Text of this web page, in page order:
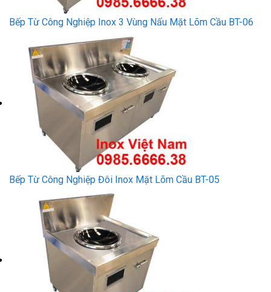
Bếp Từ Công Nghiệp Inox 3 Vùng Nấu Mặt Lõm Cầu BT-06
Bếp Từ Công Nghiệp Đôi Inox Mặt Lõm Cầu BT-05